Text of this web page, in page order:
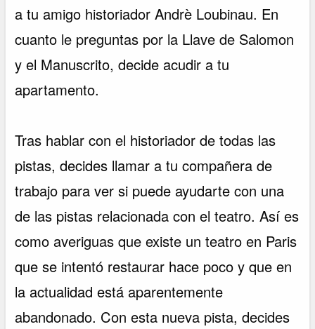
a tu amigo historiador Andrè Loubinau. En
cuanto le preguntas por la Llave de Salomon
y el Manuscrito, decide acudir a tu
apartamento.
Tras hablar con el historiador de todas las
pistas, decides llamar a tu compañera de
trabajo para ver si puede ayudarte con una
de las pistas relacionada con el teatro. Así es
como averiguas que existe un teatro en Paris
que se intentó restaurar hace poco y que en
la actualidad está aparentemente
abandonado. Con esta nueva pista, decides